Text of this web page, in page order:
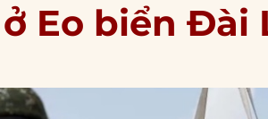
Eo biển Đài